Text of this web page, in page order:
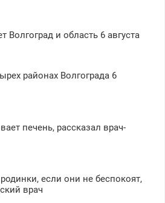
Волгоград и область 6 августа
районах Волгограда 6
печень, рассказал врач-
если они не беспокоят,
врач